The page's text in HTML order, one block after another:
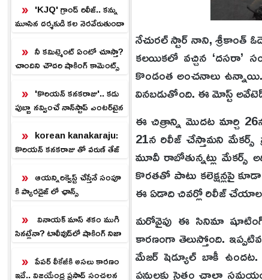
'KJQ' గ్రాండ్ రిలీజ్.. కన్ను
మూసిన దర్శకుడి కల నెరవేరుతుందా
నీ కమిట్మెంట్ ఏంటో చూస్తా?
చాందిని చౌదరి షాకింగ్ కామెంట్స్
'కొరియన్ కనకరాజు'.. కడు
పుబ్బా నవ్వించే నాన్‌స్టాప్ ఎంటర్‌టైన
korean kanakaraju:
కొరియన్ కనకరాజు తో వరుణ్ తేజ్
ఇలా! ఆయన్నిరిక్వెస్ట్ చేస్తేనే సంపూ
కి ప్యారడైజ్ లో ఛాన్స్
వినాయక్ మాస్ శకం ముగి
సినట్లేనా? టాలీవుడ్‌లో షాకింగ్ నిజా
పేపర్ లీకేజీకి అసలు కారణం
ఇదే.. విజయేంద్ర ప్రసాద్ సంచలన
నేచురల్ స్టార్ నాని, శ్రీకాంత్
కలయికలో వచ్చిన ‘దసరా’
కొండంత అంచనాలు ఉన్నాయి.
వినబడుతోంది. ఈ మోస్ట్
ఈ చిత్రాన్ని మొదట మార్చి 26న
21న రిలీజ్ చేస్తామని
మూవీ రాబోతున్నట్లు మేకర్స్
కొరతతో పాటు కలెక్షన్లపై
ఈ ఏడాది చివర్లో రిలీజ్
మరోవైపు ఈ సినిమా
కారణంగా తెలుస్తోంది.
మేజర్ షెడ్యూల్ బాకీ ఉందట.
పనులకు సైతం చాలా సమయం